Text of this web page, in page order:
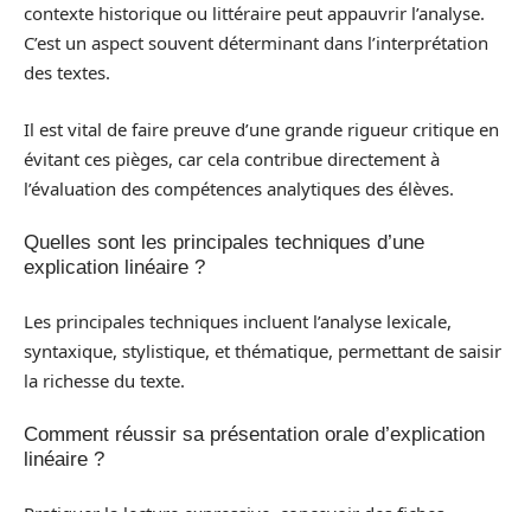
contexte historique ou littéraire peut appauvrir l’analyse.
C’est un aspect souvent déterminant dans l’interprétation
des textes.
Il est vital de faire preuve d’une grande rigueur critique en
évitant ces pièges, car cela contribue directement à
l’évaluation des compétences analytiques des élèves.
Quelles sont les principales techniques d’une
explication linéaire ?
Les principales techniques incluent l’analyse lexicale,
syntaxique, stylistique, et thématique, permettant de saisir
la richesse du texte.
Comment réussir sa présentation orale d’explication
linéaire ?